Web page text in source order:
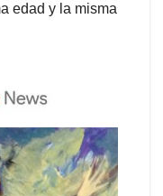
edad y la misma